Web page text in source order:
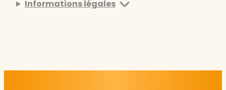
Informations légales